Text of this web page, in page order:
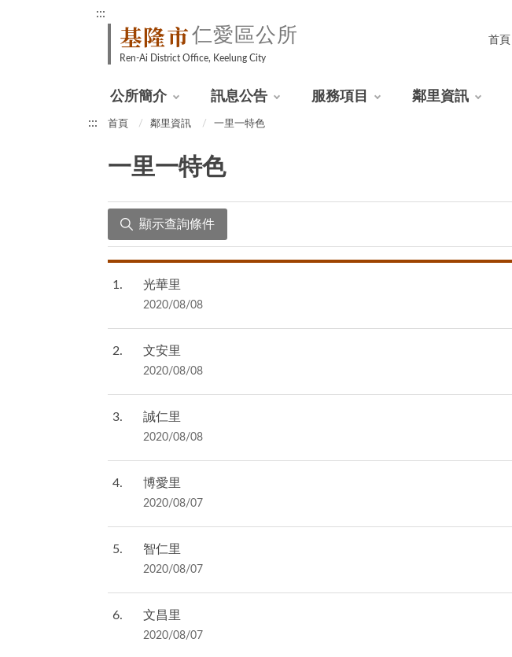
:::
基隆市仁愛區公所
Ren-Ai District Office, Keelung City
首頁
公所簡介 訊息公告 服務項目 鄰里資訊
::: 首頁 鄰里資訊 一里一特色
一里一特色
顯示查詢條件
1 光華里
2020/08/08
2 文安里
2020/08/08
3 誠仁里
2020/08/08
4 博愛里
2020/08/07
5 智仁里
2020/08/07
6 文昌里
2020/08/07